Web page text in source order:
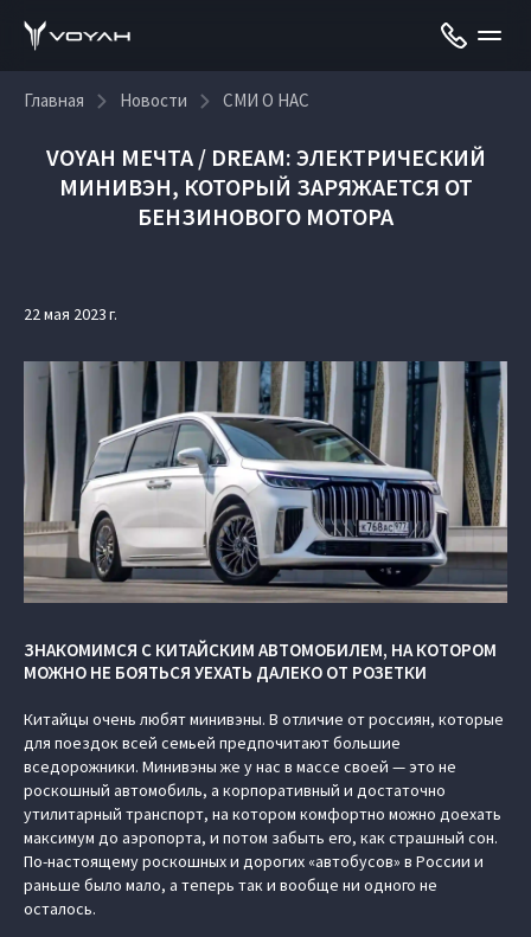
Главная Новости СМИ О НАС
VOYAH МЕЧТА / DREAM: ЭЛЕКТРИЧЕСКИЙ
МИНИВЭН, КОТОРЫЙ ЗАРЯЖАЕТСЯ ОТ
БЕНЗИНОВОГО МОТОРА
22 мая 2023 г.
ЗНАКОМИМСЯ С КИТАЙСКИМ АВТОМОБИЛЕМ, НА КОТОРОМ
МОЖНО НЕ БОЯТЬСЯ УЕХАТЬ ДАЛЕКО ОТ РОЗЕТКИ
Китайцы очень любят минивэны. В отличие от россиян, которые
для поездок всей семьей предпочитают большие
вседорожники. Минивэны же у нас в массе своей — это не
роскошный автомобиль, а корпоративный и достаточно
утилитарный транспорт, на котором комфортно можно доехать
максимум до аэропорта, и потом забыть его, как страшный сон.
По-настоящему роскошных и дорогих «автобусов» в России и
раньше было мало, а теперь так и вообще ни одного не
осталось.